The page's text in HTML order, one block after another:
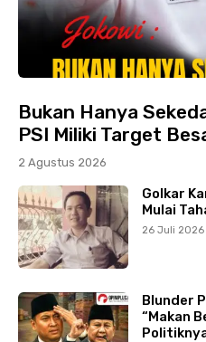
Bukan Hanya
PSI Miliki Target
2 Agustus 2026
Golkar
Mulai
26 Juli 2026
Blunder
“Makan